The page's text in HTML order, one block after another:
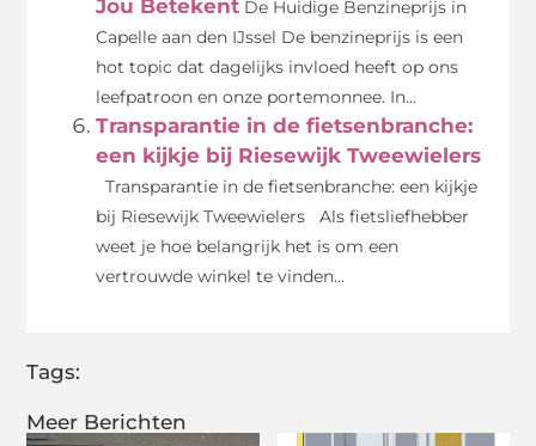
Meer Berichten
Jou Betekent De Huidige Benzineprijs in
Capelle aan den IJssel De benzineprijs is een
hot topic dat dagelijks invloed heeft op ons
leefpatroon en onze portemonnee. In...
Transparantie in de fietsenbranche:
een kijkje bij Riesewijk Tweewielers
Transparantie in de fietsenbranche: een kijkje
bij Riesewijk Tweewielers Als fietsliefhebber
weet je hoe belangrijk het is om een
vertrouwde winkel te vinden...
Tags: